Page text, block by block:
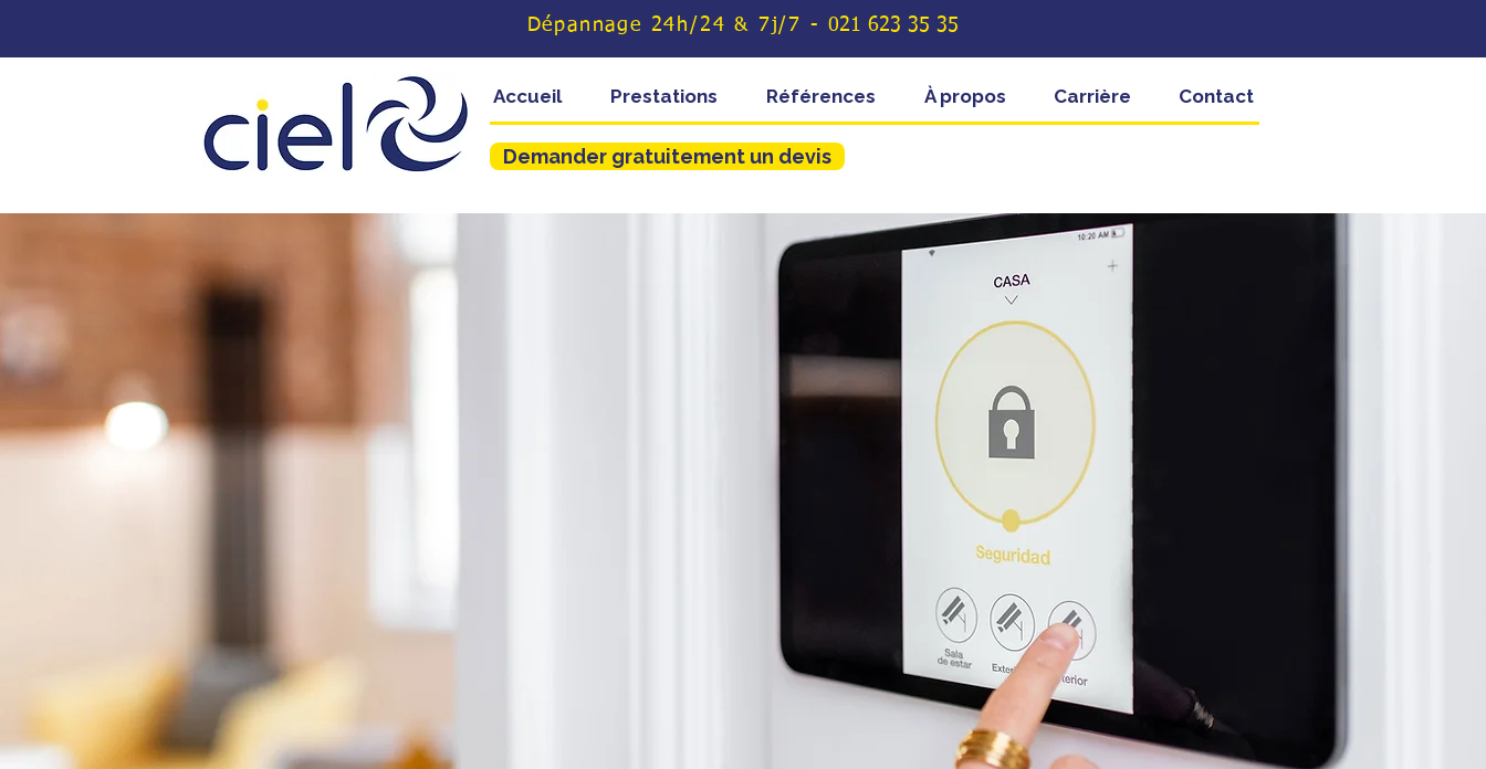
Dépannage 24h/24 & 7j/7 -021 623 35 35
Accueil Prestations Références À propos Carrière Contact
Demander gratuitement un devis